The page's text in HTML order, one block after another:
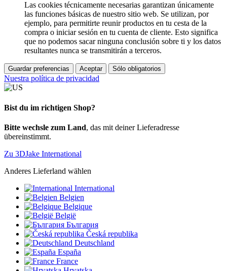
Las cookies técnicamente necesarias garantizan únicamente
las funciones básicas de nuestro sitio web. Se utilizan, por
ejemplo, para permitirte reunir productos en tu cesta de la
compra o iniciar sesión en tu cuenta de cliente. Esto significa
que no podemos sacar ninguna conclusión sobre ti y los datos
resultantes nunca se transmitirán a terceros.
Guardar preferencias Aceptar Sólo obligatorios
Nuestra política de privacidad
Bist du im richtigen Shop?
Bitte wechsle zum Land, das mit deiner Lieferadresse
übereinstimmt.
Zu 3DJake International
Anderes Lieferland wählen
International
Belgien
Belgique
België
България
Česká republika
Deutschland
España
France